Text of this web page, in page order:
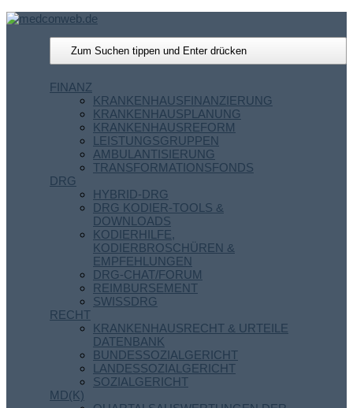
FINANZ
KRANKENHAUSFINANZIERUNG
KRANKENHAUSPLANUNG
KRANKENHAUSREFORM
LEISTUNGSGRUPPEN
AMBULANTISIERUNG
TRANSFORMATIONSFONDS
DRG
HYBRID-DRG
DRG KODIER-TOOLS &
DOWNLOADS
KODIERHILFE,
KODIERBROSCHÜREN &
EMPFEHLUNGEN
DRG-CHAT/FORUM
REIMBURSEMENT
SWISSDRG
RECHT
KRANKENHAUSRECHT & URTEILE
DATENBANK
BUNDESSOZIALGERICHT
LANDESSOZIALGERICHT
SOZIALGERICHT
MD(K)